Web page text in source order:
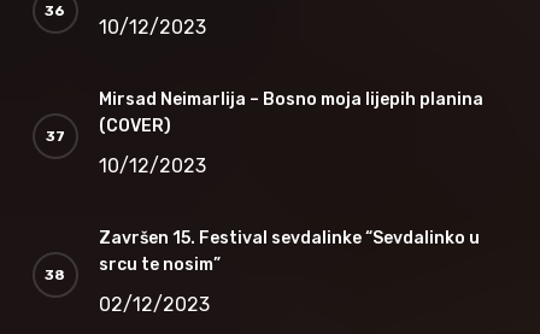
10/12/2023
Mirsad Neimarlija – Bosno moja lijepih planina
(COVER)
10/12/2023
Završen 15. Festival sevdalinke “Sevdalinko u
srcu te nosim”
02/12/2023